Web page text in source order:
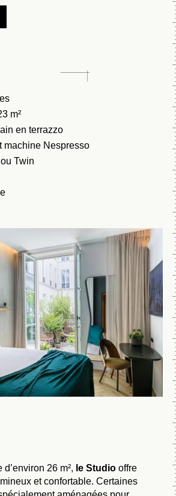
m²
en terrazzo
machine Nespresso
Twin
d’environ 26 m², le Studio offre
et confortable. Certaines